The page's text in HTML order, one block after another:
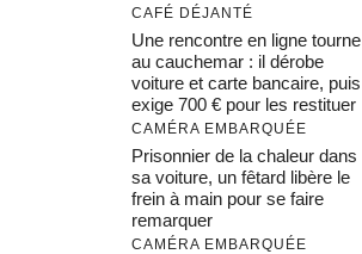
CAFÉ DÉJANTÉ
Une rencontre en ligne tourne
au cauchemar : il dérobe
voiture et carte bancaire, puis
exige 700 € pour les restituer
CAMÉRA EMBARQUÉE
Prisonnier de la chaleur dans
sa voiture, un fêtard libère le
frein à main pour se faire
remarquer
CAMÉRA EMBARQUÉE